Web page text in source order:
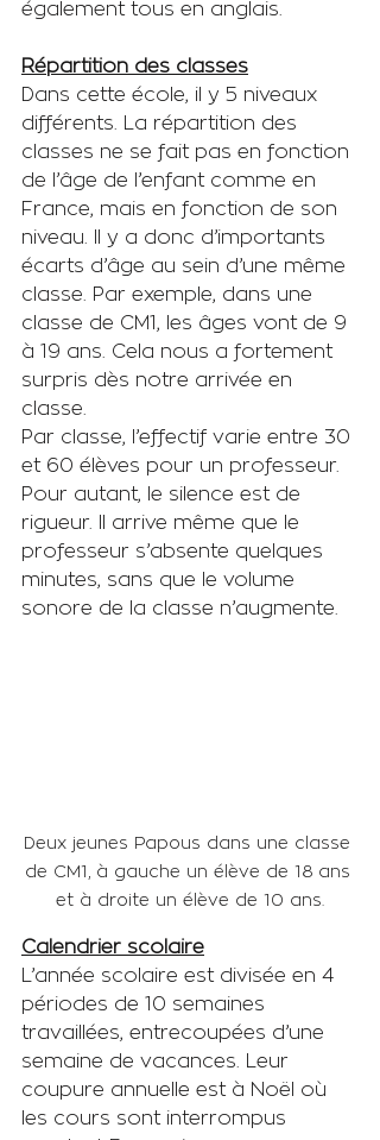
également tous en anglais.
Répartition des classes
Dans cette école, il y 5 niveaux
différents. La répartition des
classes ne se fait pas en fonction
de l’âge de l’enfant comme en
France, mais en fonction de son
niveau. Il y a donc d’importants
écarts d’âge au sein d’une même
classe. Par exemple, dans une
classe de CM1, les âges vont de 9
à 19 ans. Cela nous a fortement
surpris dès notre arrivée en
classe.
Par classe, l’effectif varie entre 30
et 60 élèves pour un professeur.
Pour autant, le silence est de
rigueur. Il arrive même que le
professeur s’absente quelques
minutes, sans que le volume
sonore de la classe n’augmente.
Deux jeunes Papous dans une classe
de CM1, à gauche un élève de 18 ans
et à droite un élève de 10 ans.
Calendrier scolaire
L’année scolaire est divisée en 4
périodes de 10 semaines
travaillées, entrecoupées d’une
semaine de vacances. Leur
coupure annuelle est à Noël où
les cours sont interrompus